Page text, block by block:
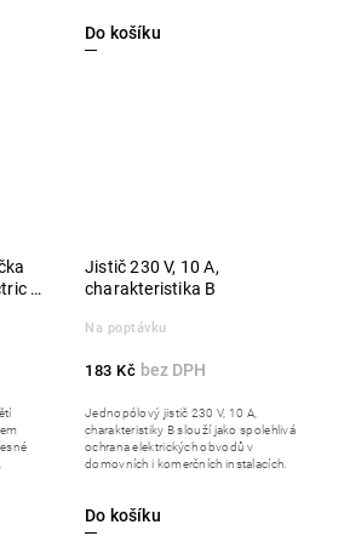
Do košíku
s
Jistič 230 V, 10 A,
charakteristika B
Na poptávku
183 Kč
Do košíku
Jednopólový jistič 230 V, 10 A,
charakteristiky B slouží jako spolehlivá
ochrana elektrických obvodů v
domovních i komerčních instalacích.